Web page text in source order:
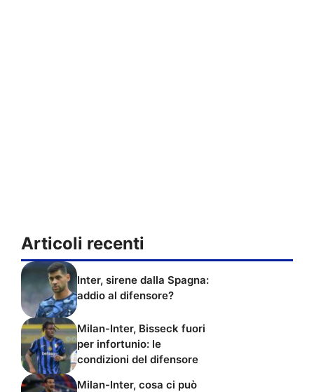
Articoli recenti
Inter, sirene dalla Spagna:
addio al difensore?
Milan-Inter, Bisseck fuori
per infortunio: le
condizioni del difensore
Milan-Inter, cosa ci può